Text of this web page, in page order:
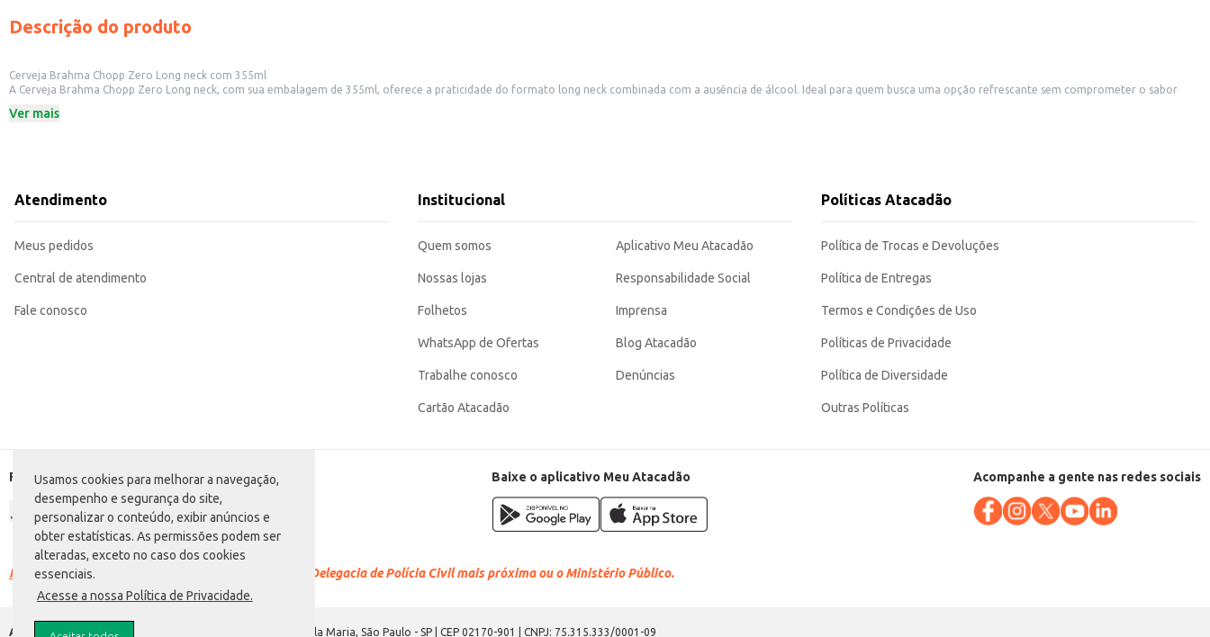
Usamos cookies para melhorar a navegação,
desempenho e segurança do site,
personalizar o conteúdo, exibir anúncios e
obter estatísticas. As permissões podem ser
alteradas, exceto no caso dos cookies
essenciais.
Acesse a nossa Política de Privacidade.
Descrição do produto
Cerveja Brahma Chopp Zero Long neck com 355ml
A Cerveja Brahma Chopp Zero Long neck, com sua embalagem de 355ml, oferece a praticidade do formato long neck combinada com a ausência de álcool. Ideal para quem busca uma opção refrescante sem comprometer o sabor
Dicas de uso:
A Cerveja Brahma Chopp Zero proporciona a experiência do sabor Brahma Chopp, sem a presença de álcool, garantindo uma opção versátil para diferentes públicos e ocasiões. Sua praticidade e sabor contribuem para uma experiência
de consumo agradável e satisfatória.
Marca: Brahma
Categoria: Cerveja sem álcool
EAN: 7891149104956
Ver mais
Atendimento
Meus pedidos
Central de atendimento
Fale conosco
Institucional
Quem somos
Nossas lojas
Folhetos
WhatsApp de Ofertas
Trabalhe conosco
Cartão Atacadão
Aplicativo Meu Atacadão
Responsabilidade Social
Imprensa
Blog Atacadão
Denúncias
Políticas Atacadão
Política de Trocas e Devoluções
Política de Entregas
Termos e Condições de Uso
Políticas de Privacidade
Política de Diversidade
Outras Políticas
Formas de pagamento Baixe o aplicativo Meu Atacadão Acompanhe a gente nas redes sociais
Racismo é crime. Denuncie. Disque 100 ou procure a Delegacia de Polícia Civil mais próxima ou o Ministério Público.
Atacadão S.A. Avenida Morvan Dias de Figueiredo, 6169, Vila Maria, São Paulo - SP | CEP 02170-901 | CNPJ: 75.315.333/0001-09